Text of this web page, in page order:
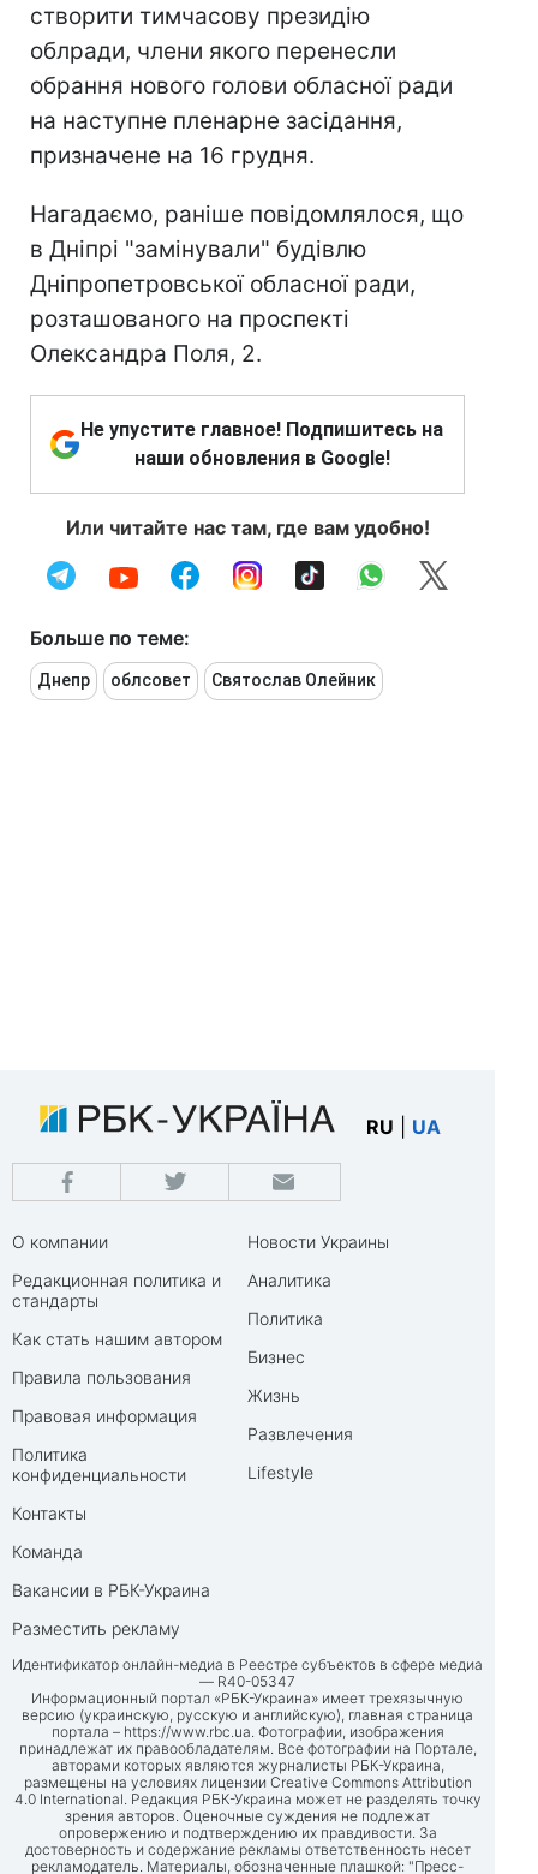
створити тимчасову президію
облради, члени якого перенесли
обрання нового голови обласної ради
на наступне пленарне засідання,
призначене на 16 грудня.
Нагадаємо, раніше повідомлялося, що
в Дніпрі "замінували" будівлю
Дніпропетровської обласної ради,
розташованого на проспекті
Олександра Поля, 2.
Не упустите главное! Подпишитесь на
наши обновления в Google!
Или читайте нас там, где вам удобно!
Больше по теме:
Днепр облсовет Святослав Олейник
RU UA
О компании
Редакционная политика и
стандарты
Как стать нашим автором
Правила пользования
Правовая информация
Политика
конфиденциальности
Контакты
Команда
Вакансии в РБК-Украина
Разместить рекламу
Новости Украины
Аналитика
Политика
Бизнес
Жизнь
Развлечения
Lifestyle
Идентификатор онлайн-медиа в Реестре субъектов в сфере медиа
— R40-05347
Информационный портал «РБК-Украина» имеет трехязычную
версию (украинскую, русскую и английскую), главная страница
портала – https://www.rbc.ua . Фотографии, изображения
принадлежат их правообладателям. Все фотографии на Портале,
авторами которых являются журналисты РБК-Украина,
размещены на условиях лицензии Creative Commons Attribution
4.0 International. Редакция РБК-Украина может не разделять точку
зрения авторов. Оценочные суждения не подлежат
опровержению и подтверждению их правдивости. За
достоверность и содержание рекламы ответственность несет
рекламодатель. Материалы, обозначенные плашкой: "Пресс-